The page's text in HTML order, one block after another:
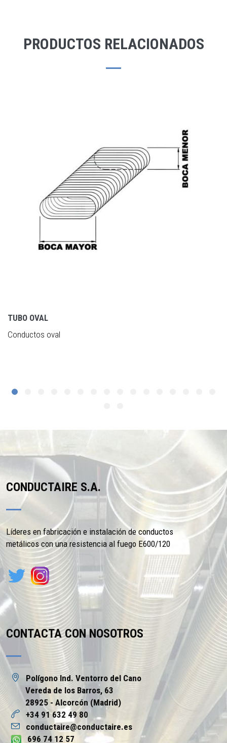
PRODUCTOS RELACIONADOS
TUBO OVAL
Conductos oval
CONDUCTAIRE S.A.
Líderes en fabricación e instalación de conductos
metálicos con una resistencia al fuego E600/120
CONTACTA CON NOSOTROS
Polígono Ind. Ventorro del Cano
Vereda de los Barros, 63
28925 - Alcorcón (Madrid)
+34 91 632 49 80
conductaire@conductaire.es
696 74 12 57